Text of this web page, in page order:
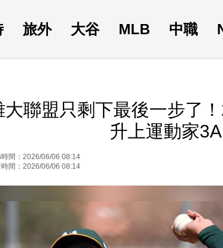
旅外 大谷 MLB 中職
聯盟只剩下最後一步了
升上運動家3A
間：2026/06/06 08:14
間：2026/06/06 08:14